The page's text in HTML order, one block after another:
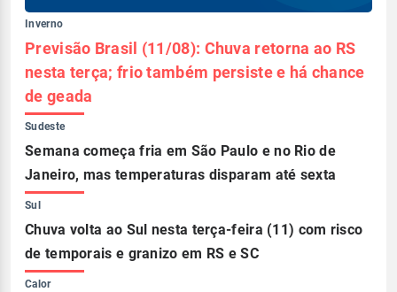
Inverno
Previsão Brasil (11/08): Chuva retorna ao RS
nesta terça; frio também persiste e há chance
de geada
Sudeste
Semana começa fria em São Paulo e no Rio de
Janeiro, mas temperaturas disparam até sexta
Sul
Chuva volta ao Sul nesta terça-feira (11) com risco
de temporais e granizo em RS e SC
Calor